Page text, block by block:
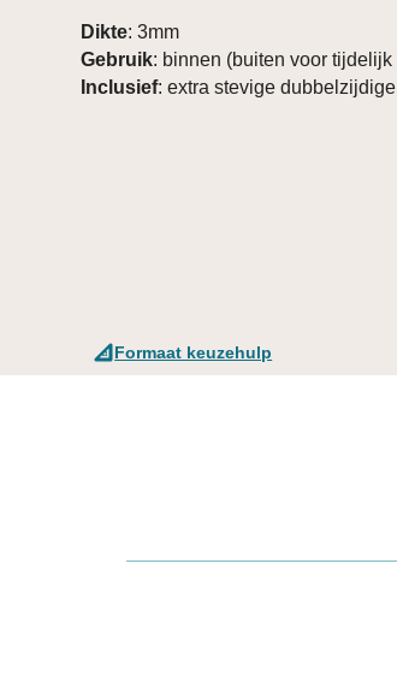
Dikte: 3mm
Gebruik: binnen (buiten voor tijdelijk
Inclusief: extra stevige
Formaat keuzehulp